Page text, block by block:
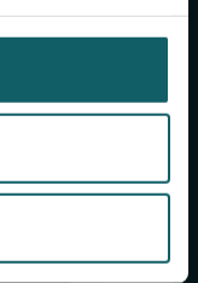
updates
projecten,